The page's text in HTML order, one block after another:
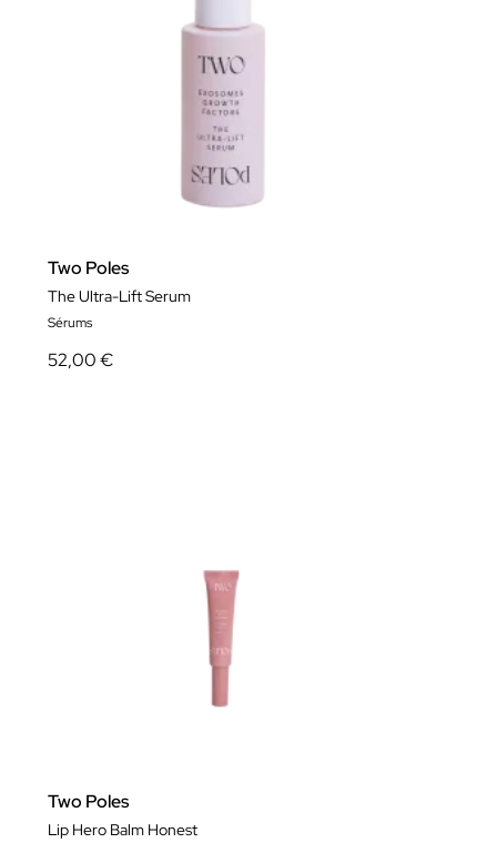
Two Poles
The Ultra-Lift Serum
Sérums
52,00 €
Two Poles
Lip Hero Balm Honest